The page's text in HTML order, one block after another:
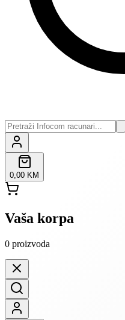
0,00 KM
Vaša korpa
0 proizvoda